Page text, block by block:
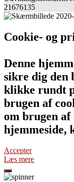
21676135
Cookie- og
Denne
sikre dig den
klikke rundt
brugen af
om brugen af
Accepter
Læs mere